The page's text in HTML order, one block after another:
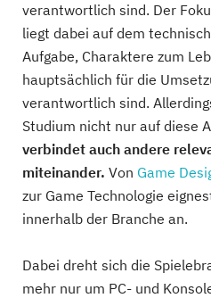
verantwortlich sind. Der
liegt dabei auf dem
Aufgabe, Charaktere zum
hauptsächlich für die
verantwortlich sind.
Studium nicht nur auf diese
verbindet auch andere
miteinander. Von Game
zur Game Technologie
innerhalb der Branche an.
Dabei dreht sich die
mehr nur um PC- und